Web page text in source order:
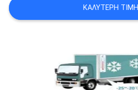
SITEMAP
ΚΑΛΎΤΕΡΗ ΤΙΜΉ